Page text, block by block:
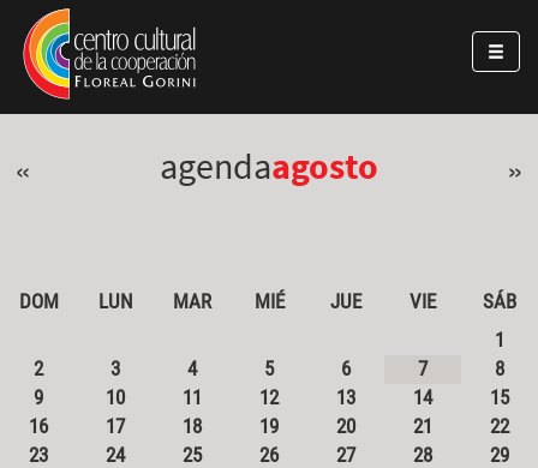
Pasar al contenido principal
Jump to main content
« agendaagosto »
DOM LUN MAR MIÉ JUE VIE
SÁB
1
2
3 4 5 6 7
8
9
10 11 12 13 14
15
16
17 18 19 20 21
22
23
24 25 26 27 28
29